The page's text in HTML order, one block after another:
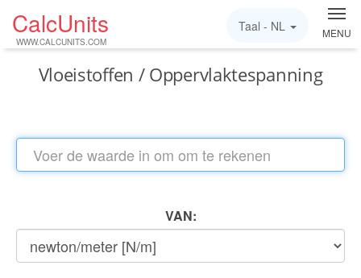
CalcUnits
WWW.CALCUNITS.COM
MENU
Taal - NL
Vloeistoffen / Oppervlaktespanning
VAN: